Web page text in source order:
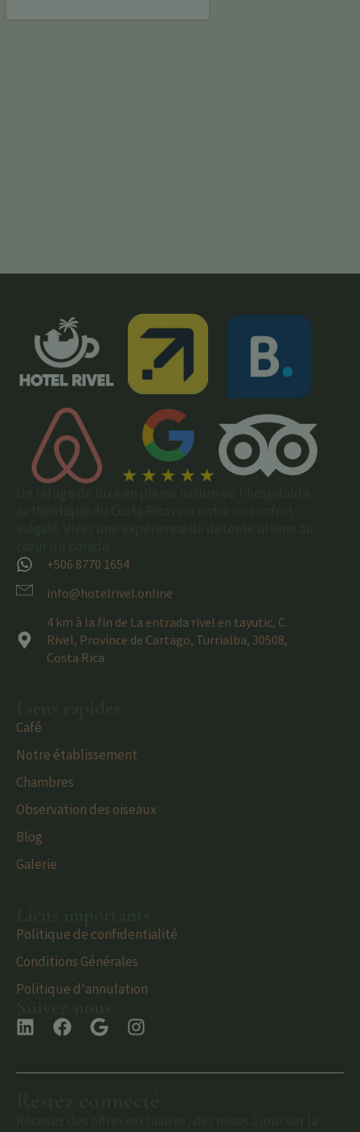
+506 8770 1654
info@hotelrivel.online
4 km à la fin de La entrada rivel en tayutic, C.
Rivel, Province de Cartago, Turrialba, 30508,
Costa Rica
Café
Notre établissement
Chambres
Observation des oiseaux
Blog
Galerie
Politique de confidentialité
Conditions Générales
Politique d'annulation